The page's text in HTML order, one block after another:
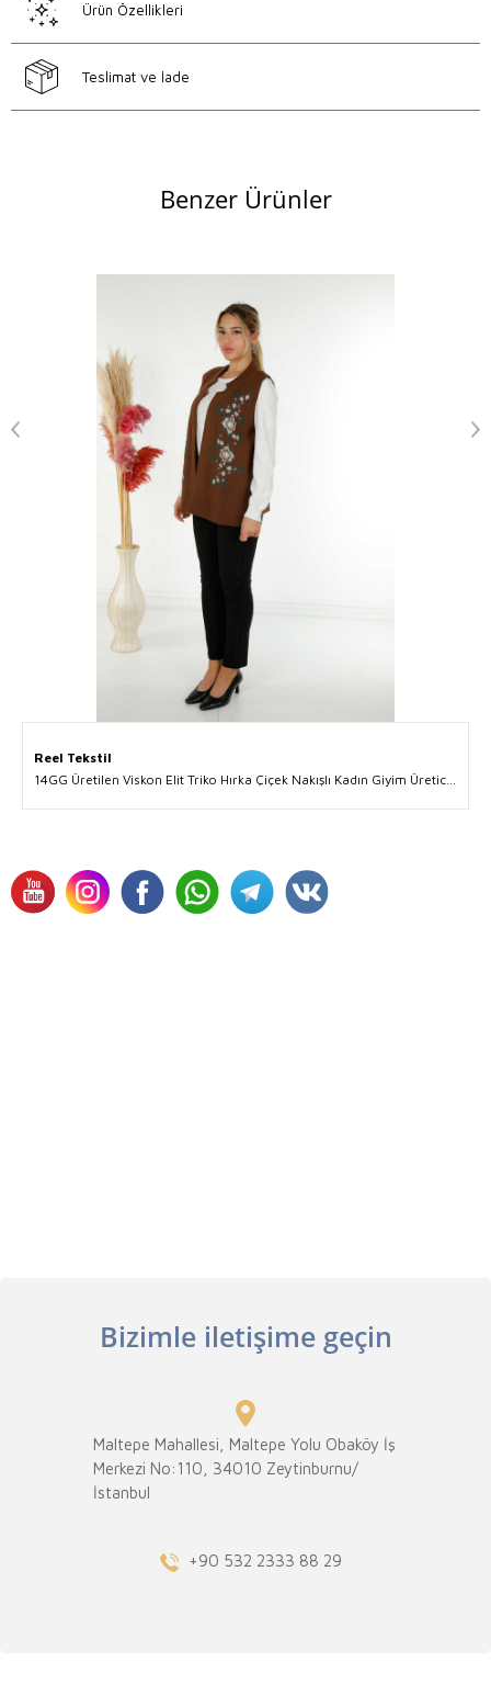
Ürün Özellikleri
Teslimat ve İade
Benzer Ürünler
Reel Tekstil
Bizimle iletişime geçin
Maltepe Mahallesi, Maltepe Yolu Obaköy İş
Merkezi No:110, 34010 Zeytinburnu/
İstanbul
+90 532 2333 88 29